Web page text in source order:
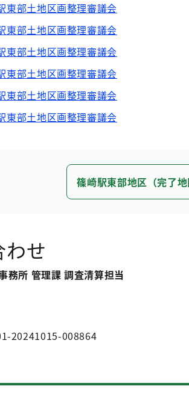
東部土地区画整理審議会
東部土地区画整理審議会
東部土地区画整理審議会
東部土地区画整理審議会
東部土地区画整理審議会
東部土地区画整理審議会
篠崎駅東部地区（完了
わせ
務所 管理課 調査清算担当
20241015-008864